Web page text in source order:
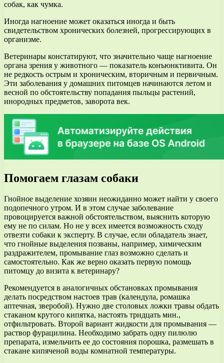
собак, как чумка.
Иногда нагноение может оказаться иногда и быть
свидетельством хронических болезней, прогрессирующих в
организме.
Ветеринары констатируют, что значительно чаще нагноение
органа зрения у животного — показатель конъюнктивита. Он
не редкость острым и хроническим, вторичным и первичным.
Эти заболевания у домашних питомцев начинаются летом и
весной по обстоятельству попадания пыльцы растений,
инородных предметов, заворота век.
Помогаем глазам собаки
Гнойное выделение хозяин неожиданно может найти у своего
подопечного утром. И в этом случае заболевание
провоцируется важной обстоятельством, выяснить которую
ему не по силам. Но не у всех имеется возможность сходу
отвезти собаки к эксперту. В случае, если обладатель знает,
что гнойные выделения позваны, например, химическим
раздражителем, промывание глаз возможно сделать и
самостоятельно. Как же верно оказать первую помощь
питомцу до визита к ветеринару?
Рекомендуется в аналогичных обстановках промывания
делать посредством настоев трав (календула, ромашка
аптечная, зверобой). Нужно две столовых ложки травы обдать
стаканом крутого кипятка, настоять тридцать мин.,
отфильтровать. Второй вариант жидкости для промывания —
раствор фурацилина. Необходимо забрать одну пилюлю
препарата, измельчить ее до состояния порошка, размешать в
стакане кипяченой воды комнатной температуры.